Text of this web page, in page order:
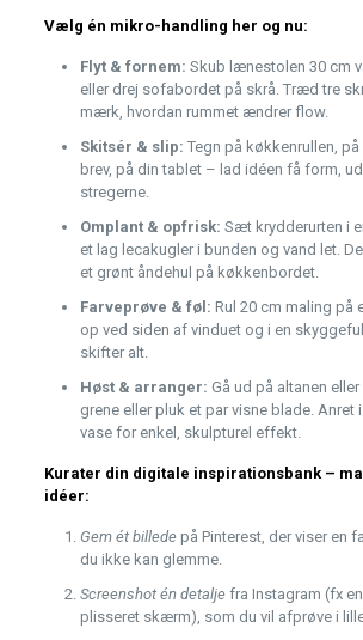
Vælg én mikro-handling her og nu:
Flyt & fornem: Skub lænestolen 30 cm
eller drej sofabordet på skrå. Træd tre
mærk, hvordan rummet ændrer flow.
Skitsér & slip: Tegn på køkkenrullen,
brev, på din tablet – lad idéen få form,
stregerne.
Omplant & opfrisk: Sæt krydderurten i
et lag lecakugler i bunden og vand let.
et grønt åndehul på køkkenbordet.
Farveprøve & føl: Rul 20 cm maling på
op ved siden af vinduet og i en
skifter alt.
Høst & arranger: Gå ud på altanen
grene eller pluk et par visne blade. Anret
vase for enkel, skulpturel effekt.
Kurater din digitale inspirationsbank –
idéer:
Gem ét billedepå Pinterest, der viser en
du ikke kan glemme.
Screenshot én detaljefra Instagram (fx
plisseret skærm), som du vil afprøve i